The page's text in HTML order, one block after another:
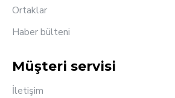
Ortaklar
Haber bülteni
Müşteri servisi
İletişim